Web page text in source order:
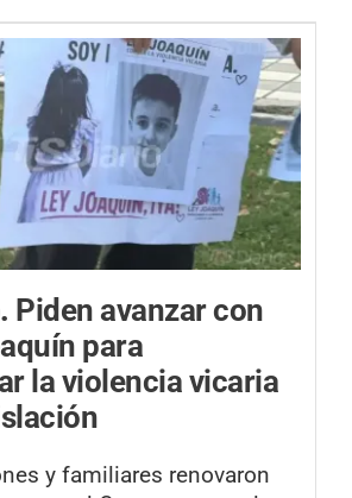
Piden avanzar con
para
la violencia vicaria
y familiares renovaron